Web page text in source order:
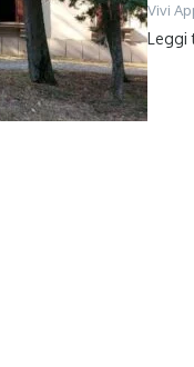
Vivi
Leggi